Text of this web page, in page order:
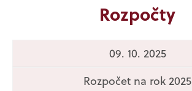
Rozpočty
09. 10. 2025
Rozpočet na rok 2025